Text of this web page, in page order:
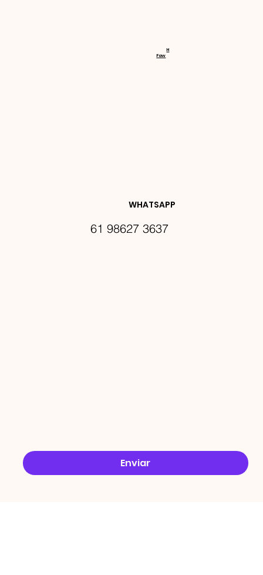
RECEBA
DES E
Enviar
WHATSAPP
61 98627 3637
Faw
H